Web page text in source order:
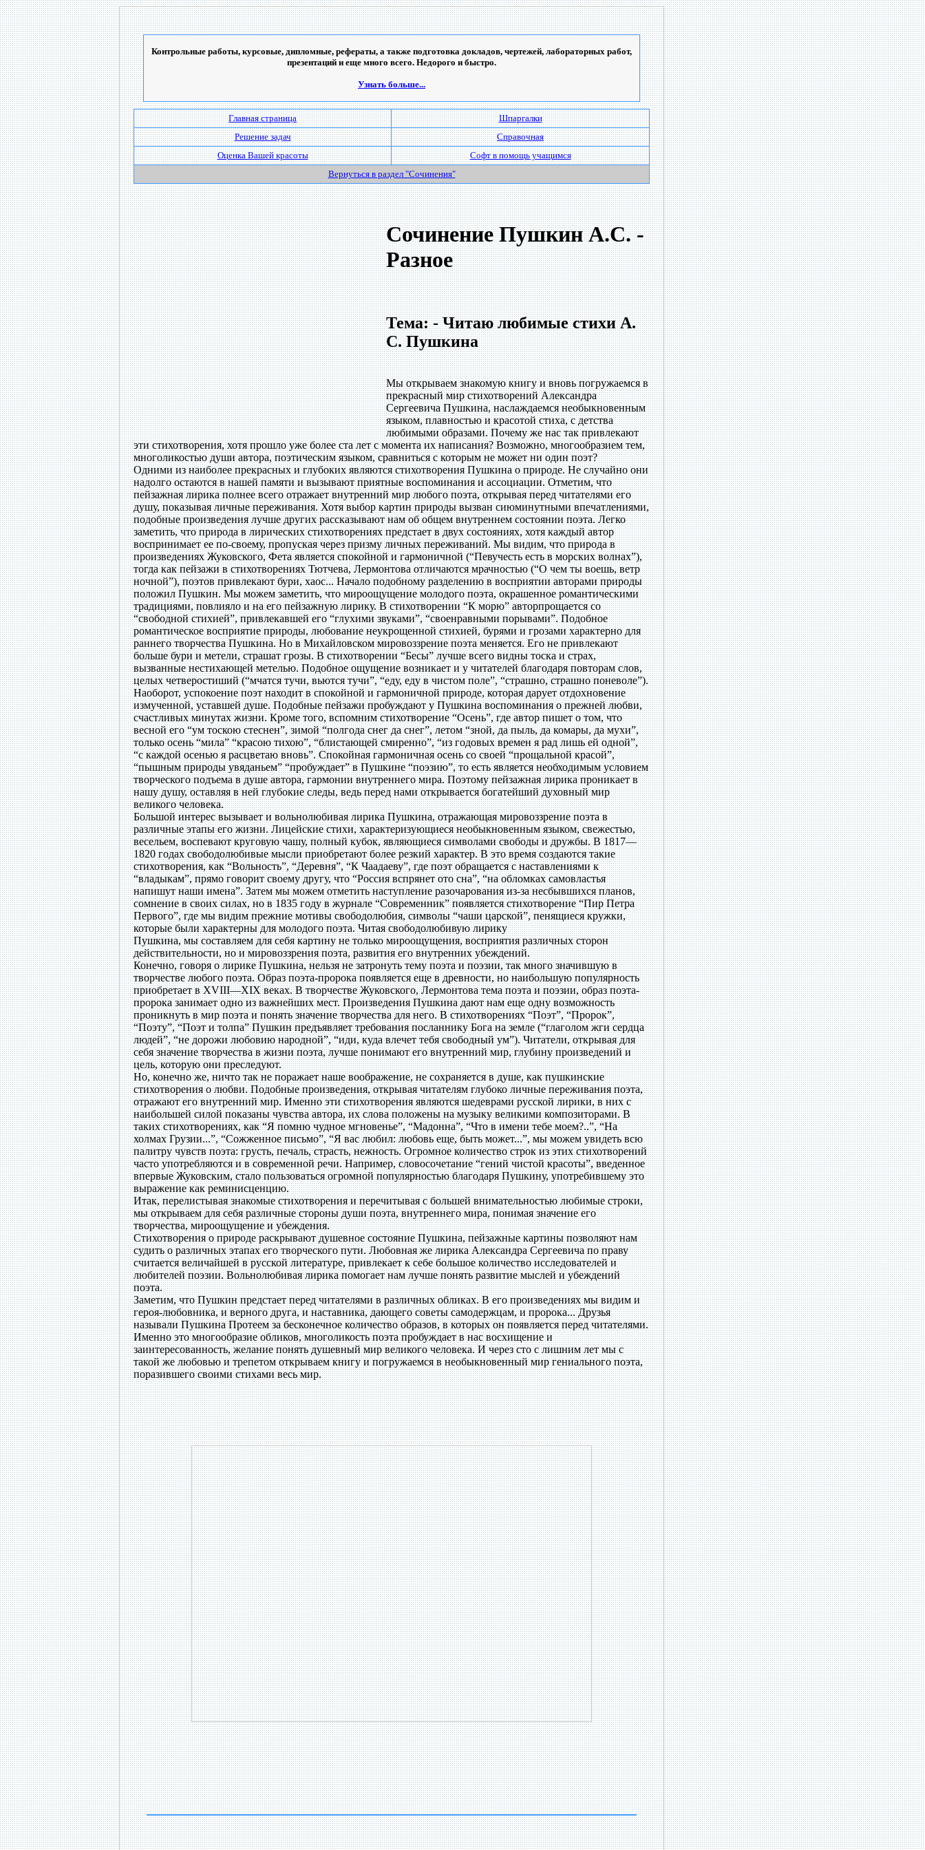
Контрольные работы, курсовые, дипломные, рефераты, а также подготовка докладов, чертежей, лабораторных работ,
презентаций и еще много всего. Недорого и быстро.
Узнать больше...
Главная страница
Шпаргалки
Решение задач
Справочная
Оценка Вашей красоты
Софт в помощь учащимся
Вернуться в раздел "Сочинения"
Сочинение Пушкин А.С. -
Разное
Тема: - Читаю любимые стихи А.
С. Пушкина
Мы открываем знакомую книгу и вновь погружаемся в
прекрасный мир стихотворений Александра
Сергеевича Пушкина, наслаждаемся необыкновенным
языком, плавностью и красотой стиха, с детства
любимыми образами. Почему же нас так привлекают
эти стихотворения, хотя прошло уже более ста лет с момента их написания? Возможно, многообразием тем,
многоликостью души автора, поэтическим языком, сравниться с которым не может ни один поэт?
Одними из наиболее прекрасных и глубоких являются стихотворения Пушкина о природе. Не случайно они
надолго остаются в нашей памяти и вызывают приятные воспоминания и ассоциации. Отметим, что
пейзажная лирика полнее всего отражает внутренний мир любого поэта, открывая перед читателями его
душу, показывая личные переживания. Хотя выбор картин природы вызван сиюминутными впечатлениями,
подобные произведения лучше других рассказывают нам об общем внутреннем состоянии поэта. Легко
заметить, что природа в лирических стихотворениях предстает в двух состояниях, хотя каждый автор
воспринимает ее по-своему, пропуская через призму личных переживаний. Мы видим, что природа в
произведениях Жуковского, Фета является спокойной и гармоничной (“Певучесть есть в морских волнах”),
тогда как пейзажи в стихотворениях Тютчева, Лермонтова отличаются мрачностью (“О чем ты воешь, ветр
ночной”), поэтов привлекают бури, хаос... Начало подобному разделению в восприятии авторами природы
положил Пушкин. Мы можем заметить, что мироощущение молодого поэта, окрашенное романтическими
традициями, повлияло и на его пейзажную лирику. В стихотворении “К морю” авторпрощается со
“свободной стихией”, привлекавшей его “глухими звуками”, “своенравными порывами”. Подобное
романтическое восприятие природы, любование неукрощенной стихией, бурями и грозами характерно для
раннего творчества Пушкина. Но в Михайловском мировоззрение поэта меняется. Его не привлекают
больше бури и метели, страшат грозы. В стихотворении “Бесы” лучше всего видны тоска и страх,
вызванные нестихающей метелью. Подобное ощущение возникает и у читателей благодаря повторам слов,
целых четверостиший (“мчатся тучи, вьются тучи”, “еду, еду в чистом поле”, “страшно, страшно поневоле”).
Наоборот, успокоение поэт находит в спокойной и гармоничной природе, которая дарует отдохновение
измученной, уставшей душе. Подобные пейзажи пробуждают у Пушкина воспоминания о прежней любви,
счастливых минутах жизни. Кроме того, вспомним стихотворение “Осень”, где автор пишет о том, что
весной его “ум тоскою стеснен”, зимой “полгода снег да снег”, летом “зной, да пыль, да комары, да мухи”,
только осень “мила” “красою тихою”, “блистающей смиренно”, “из годовых времен я рад лишь ей одной”,
“с каждой осенью я расцветаю вновь”. Спокойная гармоничная осень со своей “прощальной красой”,
“пышным природы увяданьем” “пробуждает” в Пушкине “поэзию”, то есть является необходимым условием
творческого подъема в душе автора, гармонии внутреннего мира. Поэтому пейзажная лирика проникает в
нашу душу, оставляя в ней глубокие следы, ведь перед нами открывается богатейший духовный мир
великого человека.
Большой интерес вызывает и вольнолюбивая лирика Пушкина, отражающая мировоззрение поэта в
различные этапы его жизни. Лицейские стихи, характеризующиеся необыкновенным языком, свежестью,
весельем, воспевают круговую чашу, полный кубок, являющиеся символами свободы и дружбы. В 1817—
1820 годах свободолюбивые мысли приобретают более резкий характер. В это время создаются такие
стихотворения, как “Вольность”, “Деревня”, “К Чаадаеву”, где поэт обращается с наставлениями к
“владыкам”, прямо говорит своему другу, что “Россия вспрянет ото сна”, “на обломках самовластья
напишут наши имена”. Затем мы можем отметить наступление разочарования из-за несбывшихся планов,
сомнение в своих силах, но в 1835 году в журнале “Современник” появляется стихотворение “Пир Петра
Первого”, где мы видим прежние мотивы свободолюбия, символы “чаши царской”, пенящиеся кружки,
которые были характерны для молодого поэта. Читая свободолюбивую лирику
Пушкина, мы составляем для себя картину не только мироощущения, восприятия различных сторон
действительности, но и мировоззрения поэта, развития его внутренних убеждений.
Конечно, говоря о лирике Пушкина, нельзя не затронуть тему поэта и поэзии, так много значившую в
творчестве любого поэта. Образ поэта-пророка появляется еще в древности, но наибольшую популярность
приобретает в XVIII—XIX веках. В творчестве Жуковского, Лермонтова тема поэта и поэзии, образ поэта-
пророка занимает одно из важнейших мест. Произведения Пушкина дают нам еще одну возможность
проникнуть в мир поэта и понять значение творчества для него. В стихотворениях “Поэт”, “Пророк”,
“Поэту”, “Поэт и толпа” Пушкин предъявляет требования посланнику Бога на земле (“глаголом жги сердца
людей”, “не дорожи любовию народной”, “иди, куда влечет тебя свободный ум”). Читатели, открывая для
себя значение творчества в жизни поэта, лучше понимают его внутренний мир, глубину произведений и
цель, которую они преследуют.
Но, конечно же, ничто так не поражает наше воображение, не сохраняется в душе, как пушкинские
стихотворения о любви. Подобные произведения, открывая читателям глубоко личные переживания поэта,
отражают его внутренний мир. Именно эти стихотворения являются шедеврами русской лирики, в них с
наибольшей силой показаны чувства автора, их слова положены на музыку великими композиторами. В
таких стихотворениях, как “Я помню чудное мгновенье”, “Мадонна”, “Что в имени тебе моем?..”, “На
холмах Грузии...”, “Сожженное письмо”, “Я вас любил: любовь еще, быть может...”, мы можем увидеть всю
палитру чувств поэта: грусть, печаль, страсть, нежность. Огромное количество строк из этих стихотворений
часто употребляются и в современной речи. Например, словосочетание “гений чистой красоты”, введенное
впервые Жуковским, стало пользоваться огромной популярностью благодаря Пушкину, употребившему это
выражение как реминисценцию.
Итак, перелистывая знакомые стихотворения и перечитывая с большей внимательностью любимые строки,
мы открываем для себя различные стороны души поэта, внутреннего мира, понимая значение его
творчества, мироощущение и убеждения.
Стихотворения о природе раскрывают душевное состояние Пушкина, пейзажные картины позволяют нам
судить о различных этапах его творческого пути. Любовная же лирика Александра Сергеевича по праву
считается величайшей в русской литературе, привлекает к себе большое количество исследователей и
любителей поэзии. Вольнолюбивая лирика помогает нам лучше понять развитие мыслей и убеждений
поэта.
Заметим, что Пушкин предстает перед читателями в различных обликах. В его произведениях мы видим и
героя-любовника, и верного друга, и наставника, дающего советы самодержцам, и пророка... Друзья
называли Пушкина Протеем за бесконечное количество образов, в которых он появляется перед читателями.
Именно это многообразие обликов, многоликость поэта пробуждает в нас восхищение и
заинтересованность, желание понять душевный мир великого человека. И через сто с лишним лет мы с
такой же любовью и трепетом открываем книгу и погружаемся в необыкновенный мир гениального поэта,
поразившего своими стихами весь мир.